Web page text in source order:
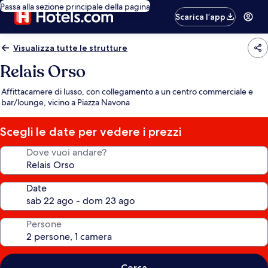
Passa alla sezione principale della pagina
Scarica l’app
Visualizza tutte le strutture
Relais Orso
Affittacamere di lusso, con collegamento a un centro commerciale e
bar/lounge, vicino a Piazza Navona
Scegli le date per vedere i prezzi
Dove vuoi andare?
Date
Persone